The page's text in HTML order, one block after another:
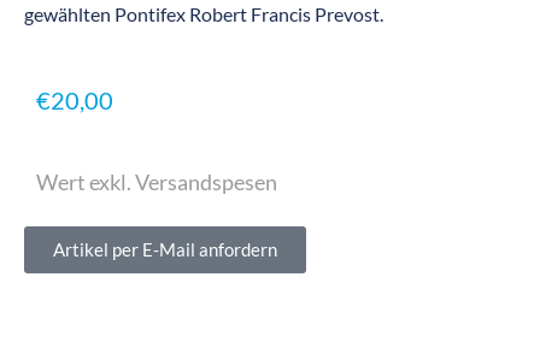
gewählten Pontifex Robert Francis Prevost.
€20,00
Wert exkl. Versandspesen
Artikel per E-Mail anfordern